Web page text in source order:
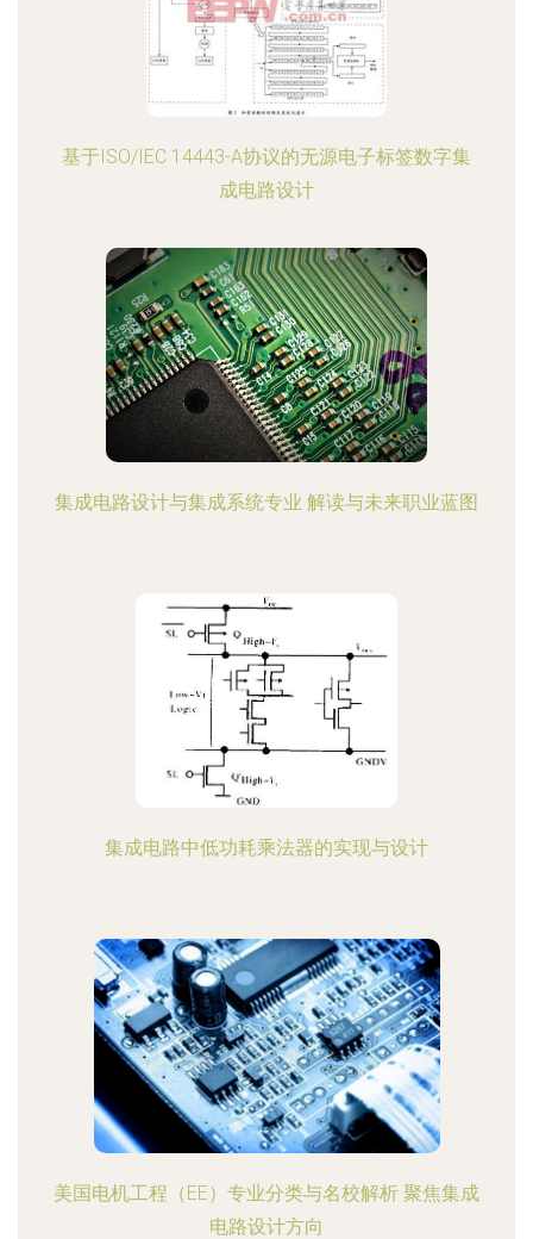
基于ISO/IEC 14443-A协议的无源电子标签数字集
成电路设计
集成电路设计与集成系统专业 解读与未来职业蓝图
集成电路中低功耗乘法器的实现与设计
美国电机工程（EE）专业分类与名校解析 聚焦集成
电路设计方向